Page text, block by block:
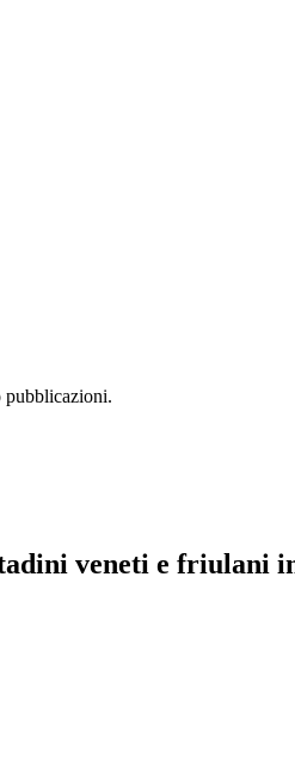
pubblicazioni.
veneti e friulani